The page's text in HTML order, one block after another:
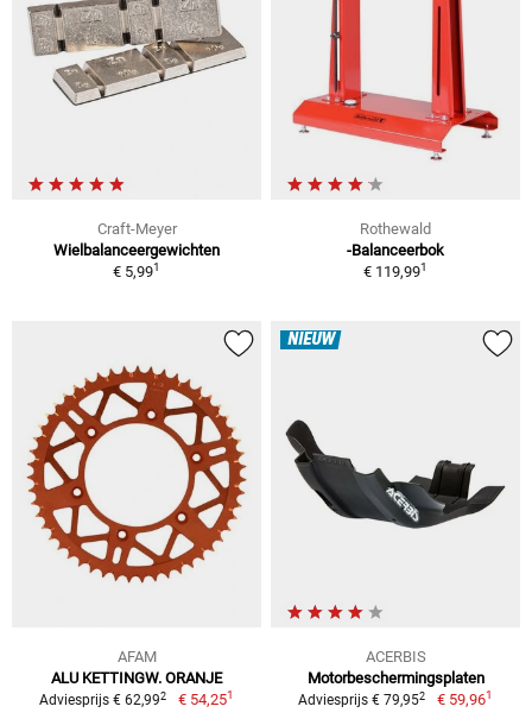
Craft-Meyer
Wielbalanceergewichten
€ 5,991
Rothewald
-Balanceerbok
€ 119,991
AFAM
ALU KETTINGW. ORANJE
Adviesprijs € 62,992 € 54,251
NIEUW
ACERBIS
Motorbeschermingsplaten
Adviesprijs € 79,952 € 59,961